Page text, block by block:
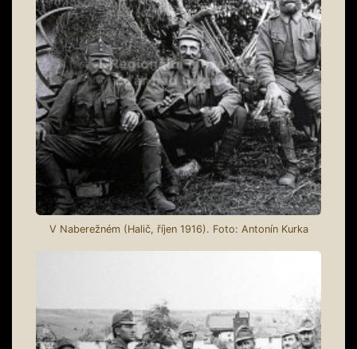
V Naberežném (Halič, říjen 1916). Foto: Antonín Kurka